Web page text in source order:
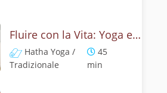
Fluire con la Vita: Yoga e Secondo Chakra
Hatha Yoga /
Tradizionale
45
min